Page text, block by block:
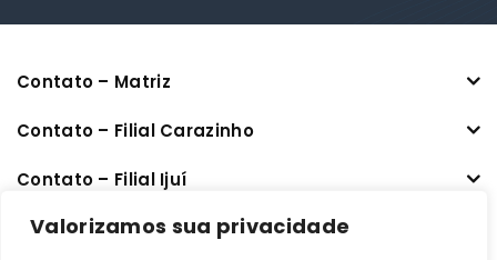
Valorizamos sua privacidade
Contato – Matriz
Contato – Filial Carazinho
Contato – Filial Ijuí
CNPJ: 33.470.401/0001-64